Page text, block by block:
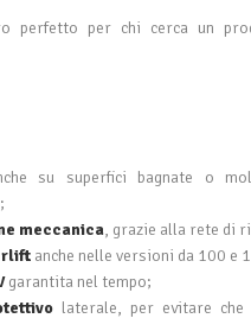
perfetto per chi cerca un
su superfici bagnate o
meccanica, grazie alla rete di
anche nelle versioni da 100 e
garantita nel tempo;
laterale, per evitare